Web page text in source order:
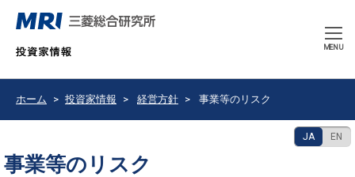
CLOSE
MENU
ホーム 投資家情報 経営方針 事業等のリスク
事業等のリスク
JA EN